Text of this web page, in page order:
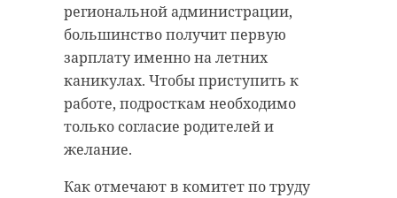
региональной администрации,
большинство получит первую
зарплату именно на летних
каникулах. Чтобы приступить к
работе, подросткам необходимо
только согласие родителей и
желание.
Как отмечают в комитет по труду